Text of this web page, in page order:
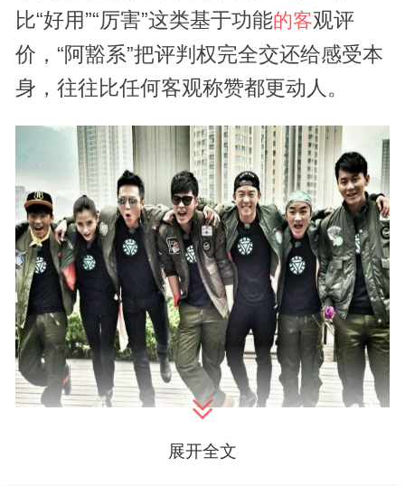
比“好用”“厉害”这类基于功能的客观评
价，“阿豁系”把评判权完全交还给感受本
身，往往比任何客观称赞都更动人。
该词的走红反映了当代年轻人对“隐
展开全文